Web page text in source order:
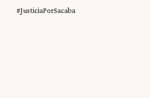
#JusticiaPorSacaba